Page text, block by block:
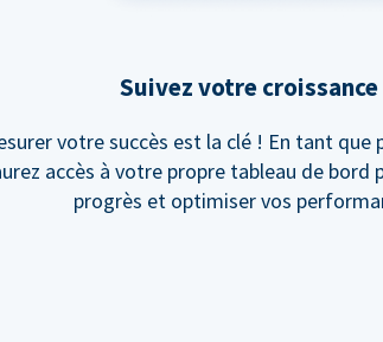
Suivez votre croissance
votre succès est la clé ! En tant que
accès à votre propre tableau de bord
progrès et optimiser vos